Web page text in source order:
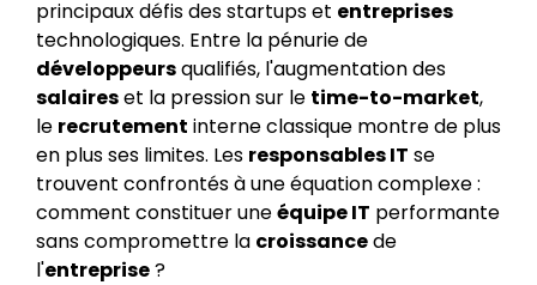
principaux défis des startups et entreprises
technologiques. Entre la pénurie de
développeursqualifiés, l'augmentation des
salaireset la pression sur le time-to-market,
le recrutement interne classique montre de plus
en plus ses limites. Les responsables IT se
trouvent confrontés à une équation complexe :
comment constituer uneéquipe IT performante
sans compromettre la croissancede
l'entreprise?